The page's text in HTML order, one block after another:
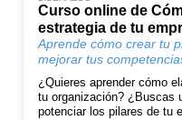
Curso online de
estrategia de tu
Aprende cómo crear tu
mejorar tus
¿Quieres aprender cómo
tu organización? ¿Buscas
potenciar los pilares de tu